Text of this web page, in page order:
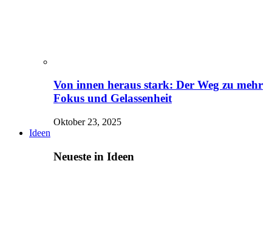
Von innen heraus stark: Der Weg zu mehr
Fokus und Gelassenheit
Oktober 23, 2025
Ideen
Neueste in Ideen